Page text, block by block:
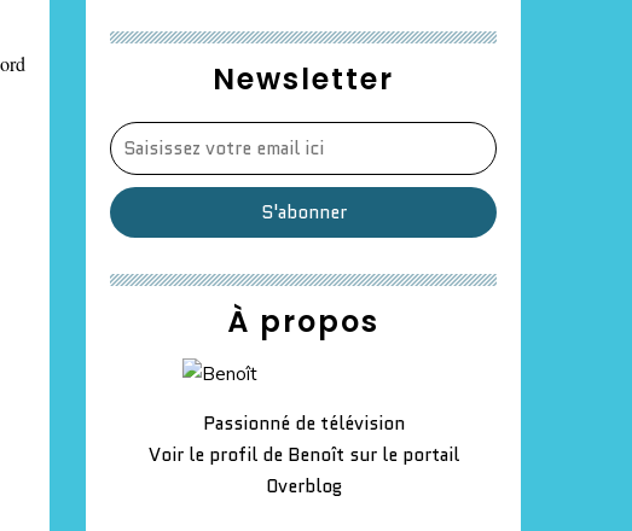
Newsletter
À propos
Passionné de télévision
Voir le profil de Benoît sur le portail
Overblog